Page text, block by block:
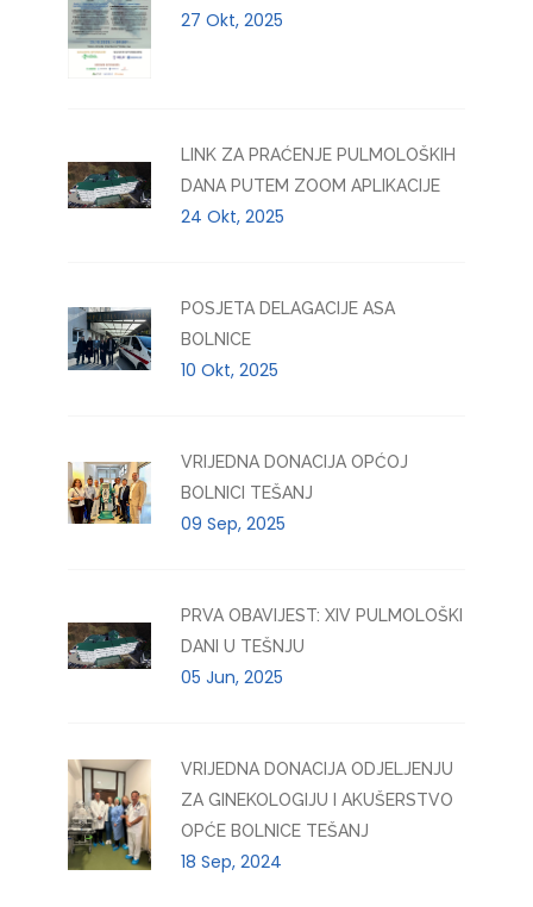
27 Okt, 2025
LINK ZA PRAĆENJE PULMOLOŠKIH
DANA PUTEM ZOOM APLIKACIJE
24 Okt, 2025
POSJETA DELAGACIJE ASA
BOLNICE
10 Okt, 2025
VRIJEDNA DONACIJA OPĆOJ
BOLNICI TEŠANJ
09 Sep, 2025
PRVA OBAVIJEST: XIV PULMOLOŠKI
DANI U TEŠNJU
05 Jun, 2025
VRIJEDNA DONACIJA ODJELJENJU
ZA GINEKOLOGIJU I AKUŠERSTVO
OPĆE BOLNICE TEŠANJ
18 Sep, 2024